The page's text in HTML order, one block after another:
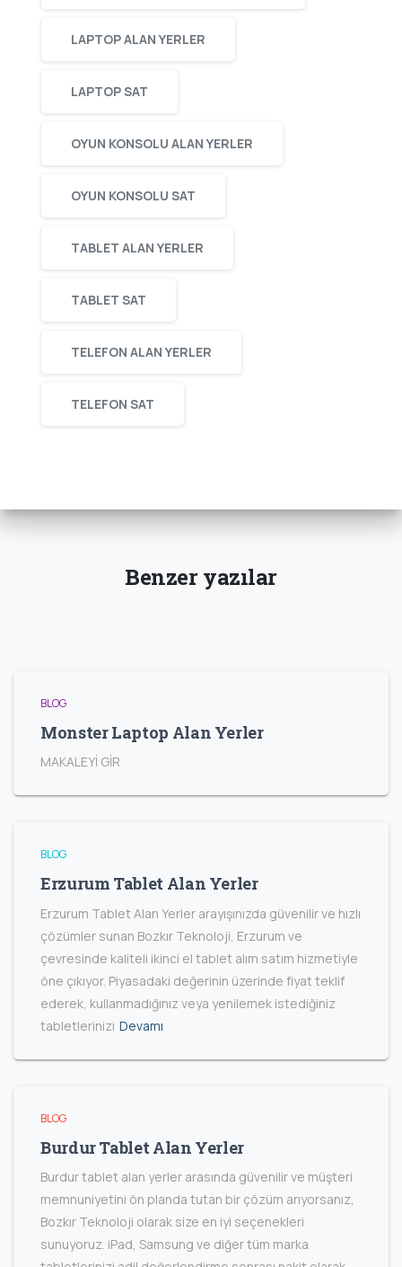
LAPTOP ALAN YERLER
LAPTOP SAT
OYUN KONSOLU ALAN YERLER
OYUN KONSOLU SAT
TABLET ALAN YERLER
TABLET SAT
TELEFON ALAN YERLER
TELEFON SAT
Benzer yazılar
BLOG
Monster Laptop Alan Yerler
MAKALEYİ GİR
BLOG
Erzurum Tablet Alan Yerler
Erzurum Tablet Alan Yerler arayışınızda güvenilir ve hızlı
çözümler sunan Bozkır Teknoloji, Erzurum ve
çevresinde kaliteli ikinci el tablet alım satım hizmetiyle
öne çıkıyor. Piyasadaki değerinin üzerinde fiyat teklif
ederek, kullanmadığınız veya yenilemek istediğiniz
tabletlerinizi Devamı
BLOG
Burdur Tablet Alan Yerler
Burdur tablet alan yerler arasında güvenilir ve müşteri
memnuniyetini ön planda tutan bir çözüm arıyorsanız,
Bozkır Teknoloji olarak size en iyi seçenekleri
sunuyoruz. iPad, Samsung ve diğer tüm marka